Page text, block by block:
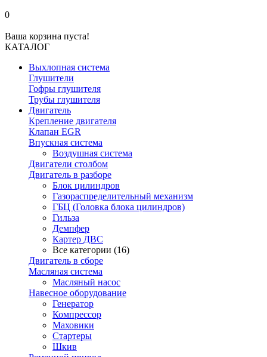
0
Ваша корзина пуста!
КАТАЛОГ
Выхлопная система
Глушители
Гофры глушителя
Трубы глушителя
Двигатель
Крепление двигателя
Клапан EGR
Впускная система
Воздушная система
Двигатели столбом
Двигатель в разборе
Блок цилиндров
Газораспределительный механизм
ГБЦ (Головка блока цилиндров)
Гильза
Демпфер
Картер ДВС
Все категории (16)
Двигатель в сборе
Масляная система
Масляный насос
Навесное оборудование
Генератор
Компрессор
Маховики
Стартеры
Шкив